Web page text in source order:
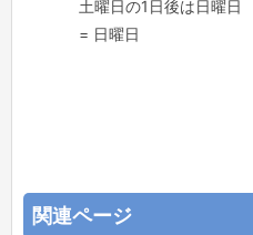
土曜日の1日後は日曜日
= 日曜日
関連ページ